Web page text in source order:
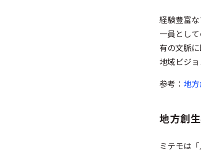
経験豊富
一員とし
有の文脈
地域ビジ
参考： 地
地方創
ミテモは